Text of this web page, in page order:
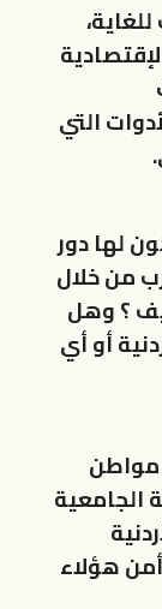
التي
لها دور
من خلال
؟ وهل
أو أي
الأهم في هذه الحرب؛ أن هناك ما يقارب من (3500) مواطن
الدراسة الجامعية
هؤلاء